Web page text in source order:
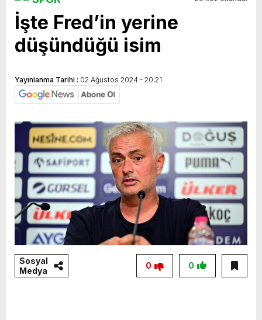
yeni özellikler belli oldu
İşte Fred’in yerine
düşündüğü isim
Yayınlanma Tarihi : 02 Ağustos 2024 - 20:21
Sosyal
Medya
0
0